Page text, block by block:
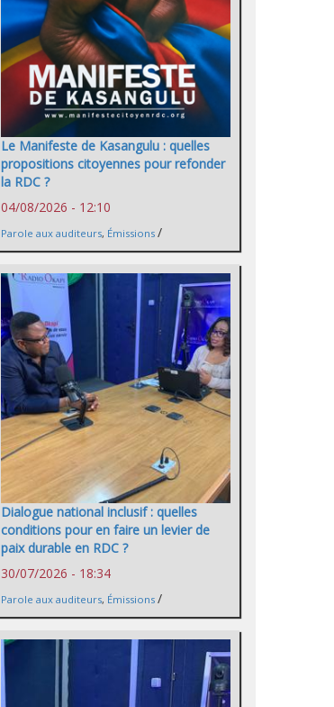
Le Manifeste de Kasangulu : quelles
propositions citoyennes pour refonder
la RDC ?
04/08/2026 - 12:10
Parole aux auditeurs, Émissions /
Dialogue national inclusif : quelles
conditions pour en faire un levier de
paix durable en RDC ?
30/07/2026 - 18:34
Parole aux auditeurs, Émissions /